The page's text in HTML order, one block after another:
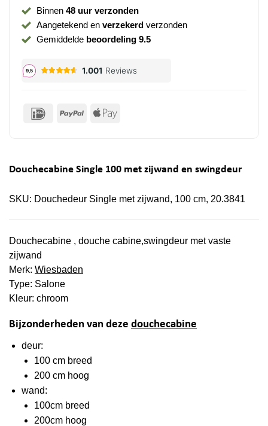
Binnen 48 uur verzonden
Aangetekend en verzekerdverzonden
Gemiddelde beoordeling 9.5
IDeal PayPal Apple
Douchecabine Single 100 met zijwand en swingdeur
SKU: Douchedeur Single met zijwand, 100 cm, 20.3841
Douchecabine , douche cabine,swingdeur met vaste
zijwand
Merk: Wiesbaden
Type: Salone
Kleur: chroom
Bijzonderheden van deze douchecabine
deur:
100 cm breed
200 cm hoog
wand:
100cm breed
200cm hoog